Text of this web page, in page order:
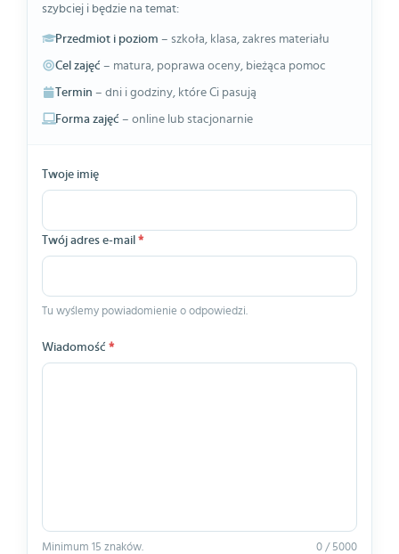
szybciej i będzie na temat:
Przedmiot i poziom – szkoła, klasa, zakres materiału
Cel zajęć – matura, poprawa oceny, bieżąca pomoc
Termin – dni i godziny, które Ci pasują
Forma zajęć – online lub stacjonarnie
Twoje imię
Twój adres e-mail *
Tu wyślemy powiadomienie o odpowiedzi.
Wiadomość *
Minimum 15 znaków. 0 / 5000